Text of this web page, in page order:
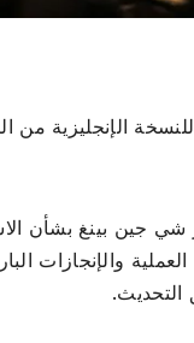
للنسخة
جين بينغ بشأن
والإنجازات
التحديث.